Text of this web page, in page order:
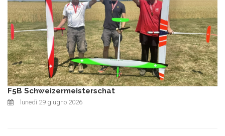
F5B Schweizermeisterschat
lunedì 29 giugno 2026